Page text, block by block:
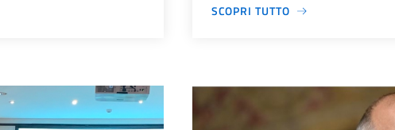
SCOPRI TUTTO